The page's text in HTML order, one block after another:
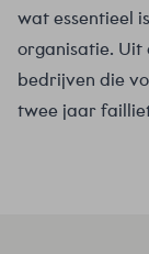
wat essentieel
organisatie. Uit
bedrijven die
twee jaar